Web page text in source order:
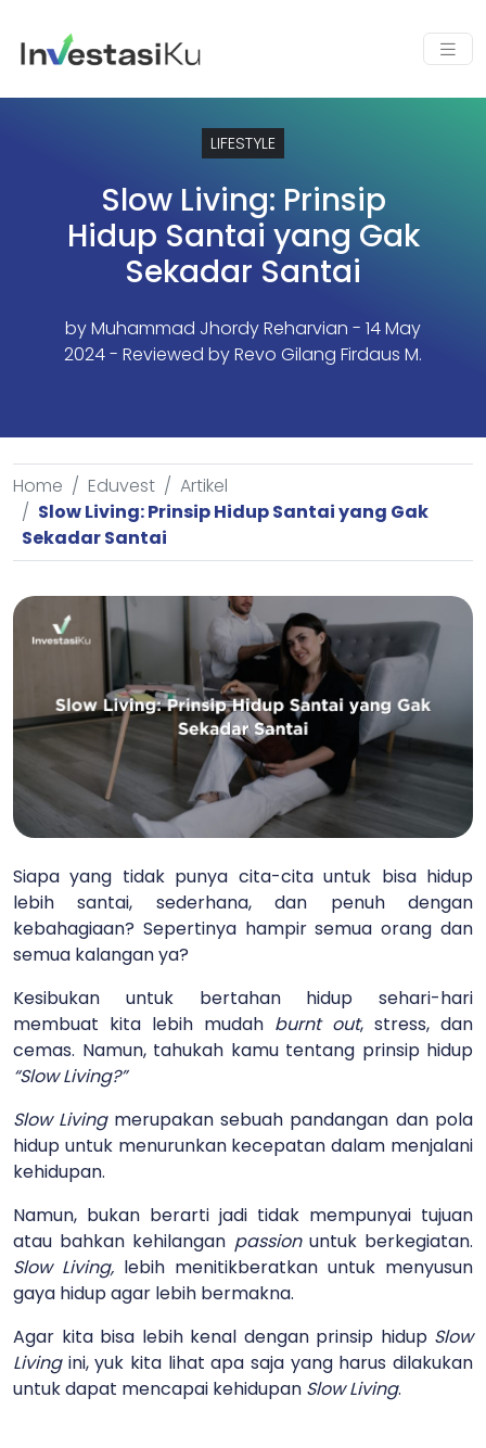
LIFESTYLE
Slow Living: Prinsip
Hidup Santai yang Gak
Sekadar Santai
byMuhammad Jhordy Reharvian - 14 May
2024 - Reviewed by Revo Gilang Firdaus M.
Home Eduvest
Artikel
Slow Living: Prinsip Hidup Santai yang Gak
Sekadar Santai
Siapa yang tidak punya cita-cita untuk bisa hidup
lebih santai, sederhana, dan penuh dengan
kebahagiaan? Sepertinya hampir semua orang dan
semua kalangan ya?
Kesibukan untuk bertahan hidup sehari-hari
membuat kita lebih mudah burnt out, stress, dan
cemas. Namun, tahukah kamu tentang prinsip hidup
“Slow Living?”
Slow Living merupakan sebuah pandangan dan pola
hidup untuk menurunkan kecepatan dalam menjalani
kehidupan.
Namun, bukan berarti jadi tidak mempunyai tujuan
atau bahkan kehilangan passionuntuk berkegiatan.
Slow Living, lebih menitikberatkan untuk menyusun
gaya hidup agar lebih bermakna.
Agar kita bisa lebih kenal dengan prinsip hidup Slow
Livingini, yuk kita lihat apa saja yang harus dilakukan
untuk dapat mencapai kehidupan Slow Living.